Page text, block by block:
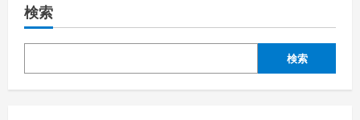
検索
検索